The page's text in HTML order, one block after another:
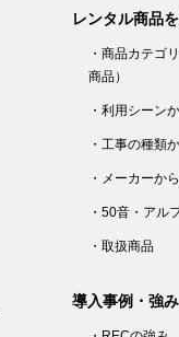
レンタル商品
・商品カテゴ
商品）
・利用シーン
・工事の種類
・メーカーか
・50音・アル
・取扱商品
導入事例・強み